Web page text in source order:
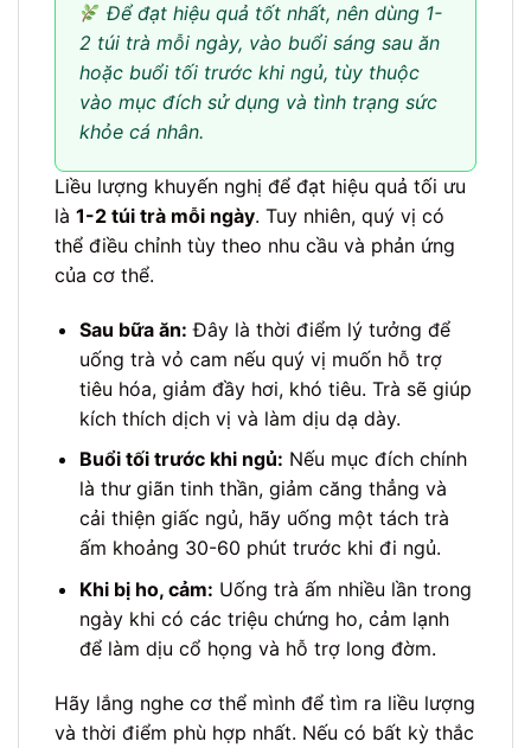
Để đạt hiệu quả tốt nhất, nên dùng 1-
2 túi trà mỗi ngày, vào buổi sáng sau ăn
hoặc buổi tối trước khi ngủ, tùy thuộc
vào mục đích sử dụng và tình trạng sức
khỏe cá nhân.
Liều lượng khuyến nghị để đạt hiệu quả tối ưu
là 1-2 túi trà mỗi ngày. Tuy nhiên, quý vị có
thể điều chỉnh tùy theo nhu cầu và phản ứng
của cơ thể.
Sau bữa ăn: Đây là thời điểm lý tưởng để
uống trà vỏ cam nếu quý vị muốn hỗ trợ
tiêu hóa, giảm đầy hơi, khó tiêu. Trà sẽ giúp
kích thích dịch vị và làm dịu dạ dày.
Buổi tối trước khi ngủ: Nếu mục đích chính
là thư giãn tinh thần, giảm căng thẳng và
cải thiện giấc ngủ, hãy uống một tách trà
ấm khoảng 30-60 phút trước khi đi ngủ.
Khi bị ho, cảm: Uống trà ấm nhiều lần trong
ngày khi có các triệu chứng ho, cảm lạnh
để làm dịu cổ họng và hỗ trợ long đờm.
Hãy lắng nghe cơ thể mình để tìm ra liều lượng
và thời điểm phù hợp nhất. Nếu có bất kỳ thắc